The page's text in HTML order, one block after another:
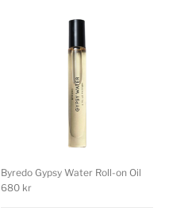
Byredo Gypsy Water Roll-on Oil
680 kr